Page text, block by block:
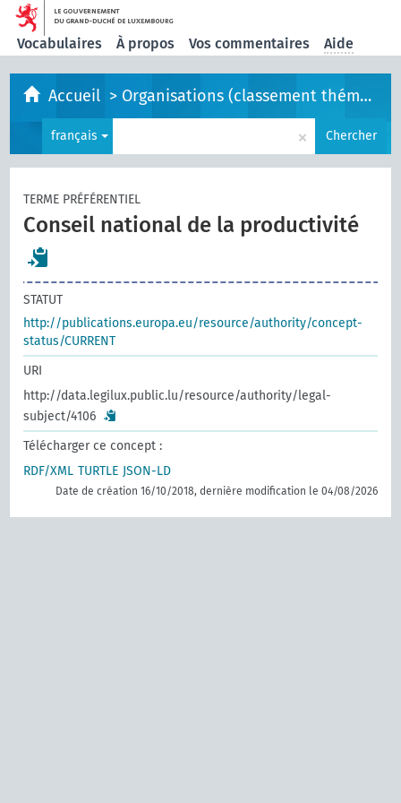
Vocabulaires À propos Vos commentaires Aide
Accueil > Organisations (classement thématique)
français × Chercher
TERME PRÉFÉRENTIEL
Conseil national de la productivité
STATUT
http://publications.europa.eu/resource/authority/concept-
status/CURRENT
URI
http://data.legilux.public.lu/resource/authority/legal-
subject/4106
Télécharger ce concept :
RDF/XML TURTLE JSON-LD
Date de création 16/10/2018, dernière modification le 04/08/2026